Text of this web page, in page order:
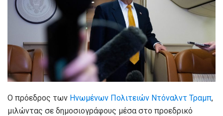
Ο πρόεδρος των Ηνωμένων Πολιτειών Ντόναλντ Τραμπ,
μιλώντας σε δημοσιογράφους μέσα στο προεδρικό